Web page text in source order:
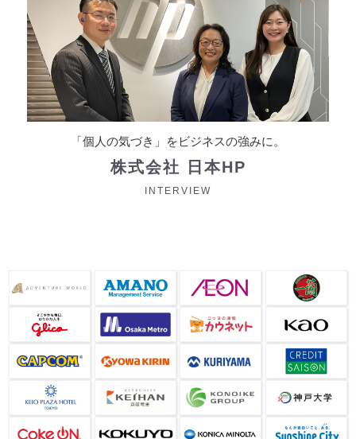
「個人の気づき」をビジネスの強みに。
株式会社 日本HP
INTERVIEW